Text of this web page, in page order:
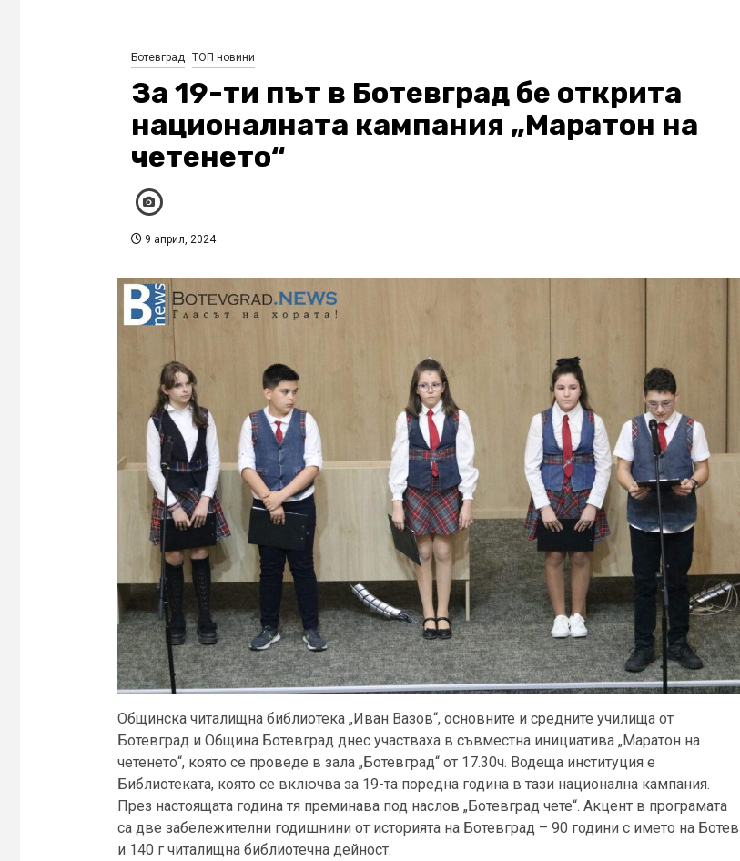
Ботевград ТОП новини
За 19-ти път в Ботевград бе открита
националната кампания „Маратон на
четенето“
9 април, 2024
Общинска читалищна библиотека „Иван Вазов“, основните и средните училища от
Ботевград и Община Ботевград днес участваха в съвместна инициатива „Маратон на
четенето“, която се проведе в зала „Ботевград“ от 17.30ч. Водеща институция е
Библиотеката, която се включва за 19-та поредна година в тази национална кампания.
През настоящата година тя преминава под наслов „Ботевград чете“. Акцент в програмата
са две забележителни годишнини от историята на Ботевград – 90 години с името на Ботев
и 140 г читалищна библиотечна дейност.